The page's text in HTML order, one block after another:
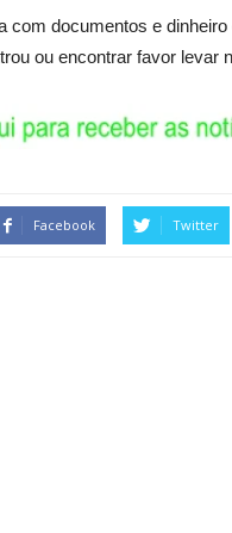
com documentos e
ou encontrar favor levar
Facebook Twitter